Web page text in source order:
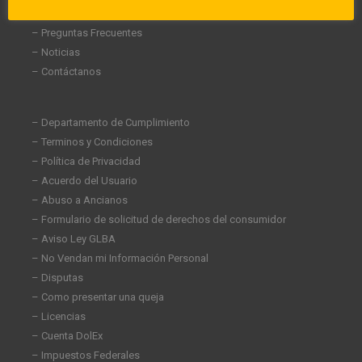
– Preguntas Frecuentes
– Noticias
– Contáctanos
– Departamento de Cumplimiento
– Terminos y Condiciones
– Política de Privacidad
– Acuerdo del Usuario
– Abuso a Ancianos
– Formulario de solicitud de derechos del consumidor
– Aviso Ley GLBA
– No Vendan mi Información Personal
– Disputas
– Como presentar una queja
– Licencias
– Cuenta DolEx
– Impuestos Federales